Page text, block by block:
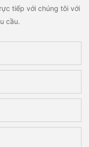
tiếp với chúng tôi với
cầu.